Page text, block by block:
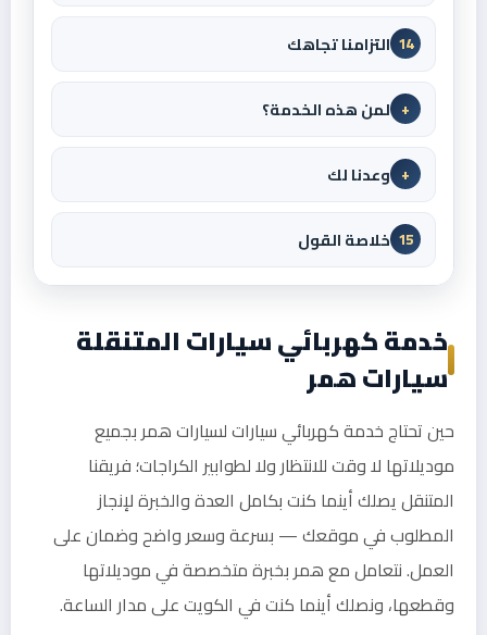
14 التزامنا تجاهك
+ لمن هذه الخدمة؟
+ وعدنا لك
15 خلاصة القول
خدمة كهربائي سيارات المتنقلة
سيارات همر
حين تحتاج خدمة كهربائي سيارات لسيارات همر بجميع
موديلاتها لا وقت للانتظار ولا لطوابير الكراجات؛ فريقنا
المتنقل يصلك أينما كنت بكامل العدة والخبرة لإنجاز
المطلوب في موقعك — بسرعة وسعر واضح وضمان على
العمل. نتعامل مع همر بخبرة متخصصة في موديلاتها
وقطعها، ونصلك أينما كنت في الكويت على مدار الساعة.